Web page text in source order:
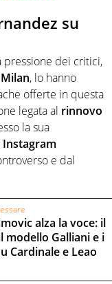
su
pressione dei critici,
Milan, lo hanno
offerte in questa
legata al rinnovo
la sua
Instagram
e dal
alza la voce: il
modello Galliani e i
Cardinale e Leao